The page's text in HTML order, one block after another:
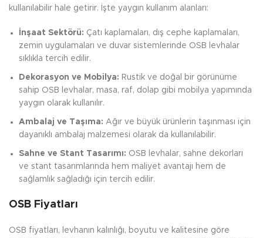
kullanılabilir hale getirir. İşte yaygın kullanım alanları:
İnşaat Sektörü: Çatı kaplamaları, dış cephe kaplamaları,
zemin uygulamaları ve duvar sistemlerinde OSB levhalar
sıklıkla tercih edilir.
Dekorasyon ve Mobilya: Rustik ve doğal bir görünüme
sahip OSB levhalar, masa, raf, dolap gibi mobilya yapımında
yaygın olarak kullanılır.
Ambalaj ve Taşıma: Ağır ve büyük ürünlerin taşınması için
dayanıklı ambalaj malzemesi olarak da kullanılabilir.
Sahne ve Stant Tasarımı: OSB levhalar, sahne dekorları
ve stant tasarımlarında hem maliyet avantajı hem de
sağlamlık sağladığı için tercih edilir.
OSB Fiyatları
OSB fiyatları, levhanın kalınlığı, boyutu ve kalitesine göre